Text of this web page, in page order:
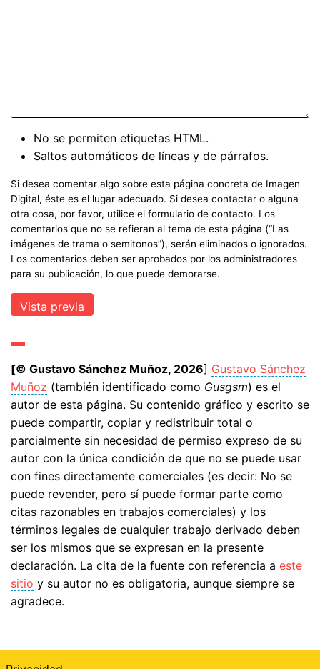
No se permiten etiquetas HTML.
Saltos automáticos de líneas y de párrafos.
Si desea comentar algo sobre esta página concreta de Imagen
Digital, éste es el lugar adecuado. Si desea contactar o alguna
otra cosa, por favor, utilice el formulario de contacto. Los
comentarios que no se refieran al tema de esta página (“Las
imágenes de trama o semitonos”), serán eliminados o ignorados.
Los comentarios deben ser aprobados por los administradores
para su publicación, lo que puede demorarse.
[© Gustavo Sánchez Muñoz, 2026] Gustavo Sánchez
Muñoz (también identificado como Gusgsm) es el
autor de esta página. Su contenido gráfico y escrito se
puede compartir, copiar y redistribuir total o
parcialmente sin necesidad de permiso expreso de su
autor con la única condición de que no se puede usar
con fines directamente comerciales (es decir: No se
puede revender, pero sí puede formar parte como
citas razonables en trabajos comerciales) y los
términos legales de cualquier trabajo derivado deben
ser los mismos que se expresan en la presente
declaración. La cita de la fuente con referencia a este
sitio y su autor no es obligatoria, aunque siempre se
agradece.